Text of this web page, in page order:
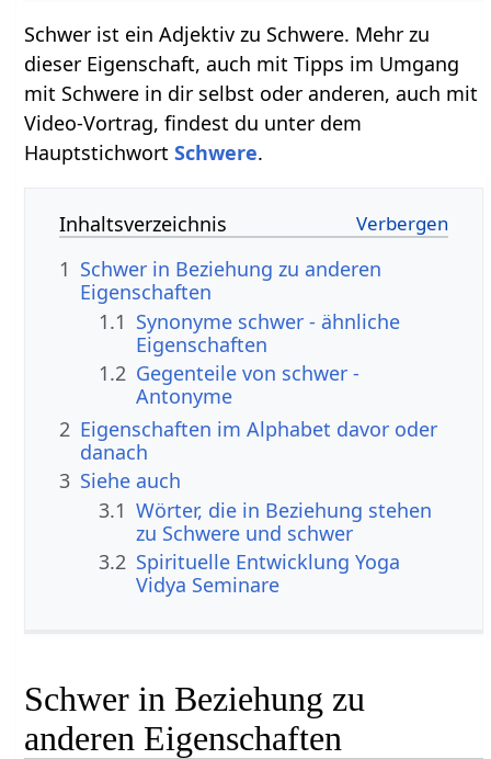
Schwer ist ein Adjektiv zu Schwere. Mehr zu
dieser Eigenschaft, auch mit Tipps im Umgang
mit Schwere in dir selbst oder anderen, auch mit
Video-Vortrag, findest du unter dem
HauptstichwortSchwere.
Inhaltsverzeichnis
1 Schwer in Beziehung zu anderen
Eigenschaften
1.1 Synonyme schwer - ähnliche
Eigenschaften
1.2 Gegenteile von schwer -
Antonyme
2 Eigenschaften im Alphabet davor oder
danach
3 Siehe auch
3.1 Wörter, die in Beziehung stehen
zu Schwere und schwer
3.2 Spirituelle Entwicklung Yoga
Vidya Seminare
Schwer in Beziehung zu
anderen Eigenschaften